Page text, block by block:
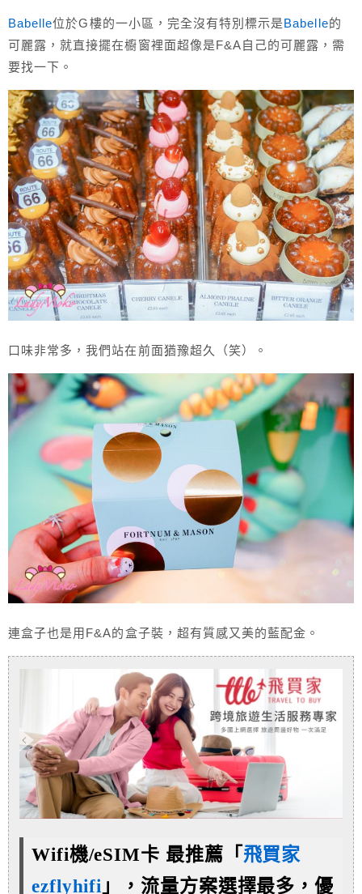
Babelle位於G樓的一小區，完全沒有特別標示是Babelle的
可麗露，就直接擺在櫥窗裡面超像是F&A自己的可麗露，需
要找一下。
口味非常多，我們站在前面猶豫超久（笑）。
連盒子也是用F&A的盒子裝，超有質感又美的藍配金。
Wifi機/eSIM卡 最推薦「 飛買家
ezflyhifi 」，流量方案選擇最多，優